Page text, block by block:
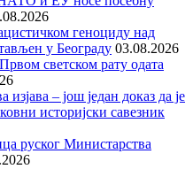
геноциду над
у Београду 03.08.2026
светском рату одата
– још један доказ да је
историјски савезник
руског Министарства